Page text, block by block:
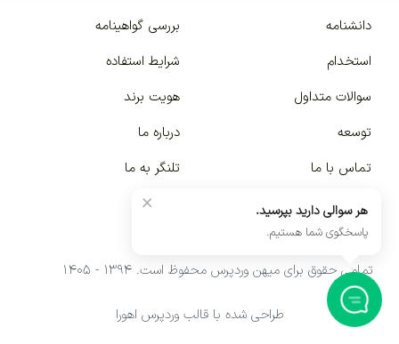
دانشنامه
بررسی گواهینامه
استخدام
شرایط استفاده
سوالات متداول
هویت برند
توسعه
درباره ما
تماس با ما
تلنگر به ما
تمامی حقوق برای میهن وردپرس محفوظ است. ۱۳۹۴ - ۱۴۰۵
طراحی شده با قالب وردپرس اهورا
× هر سوالی دارید بپرسید.
پاسخگوی شما هستیم.